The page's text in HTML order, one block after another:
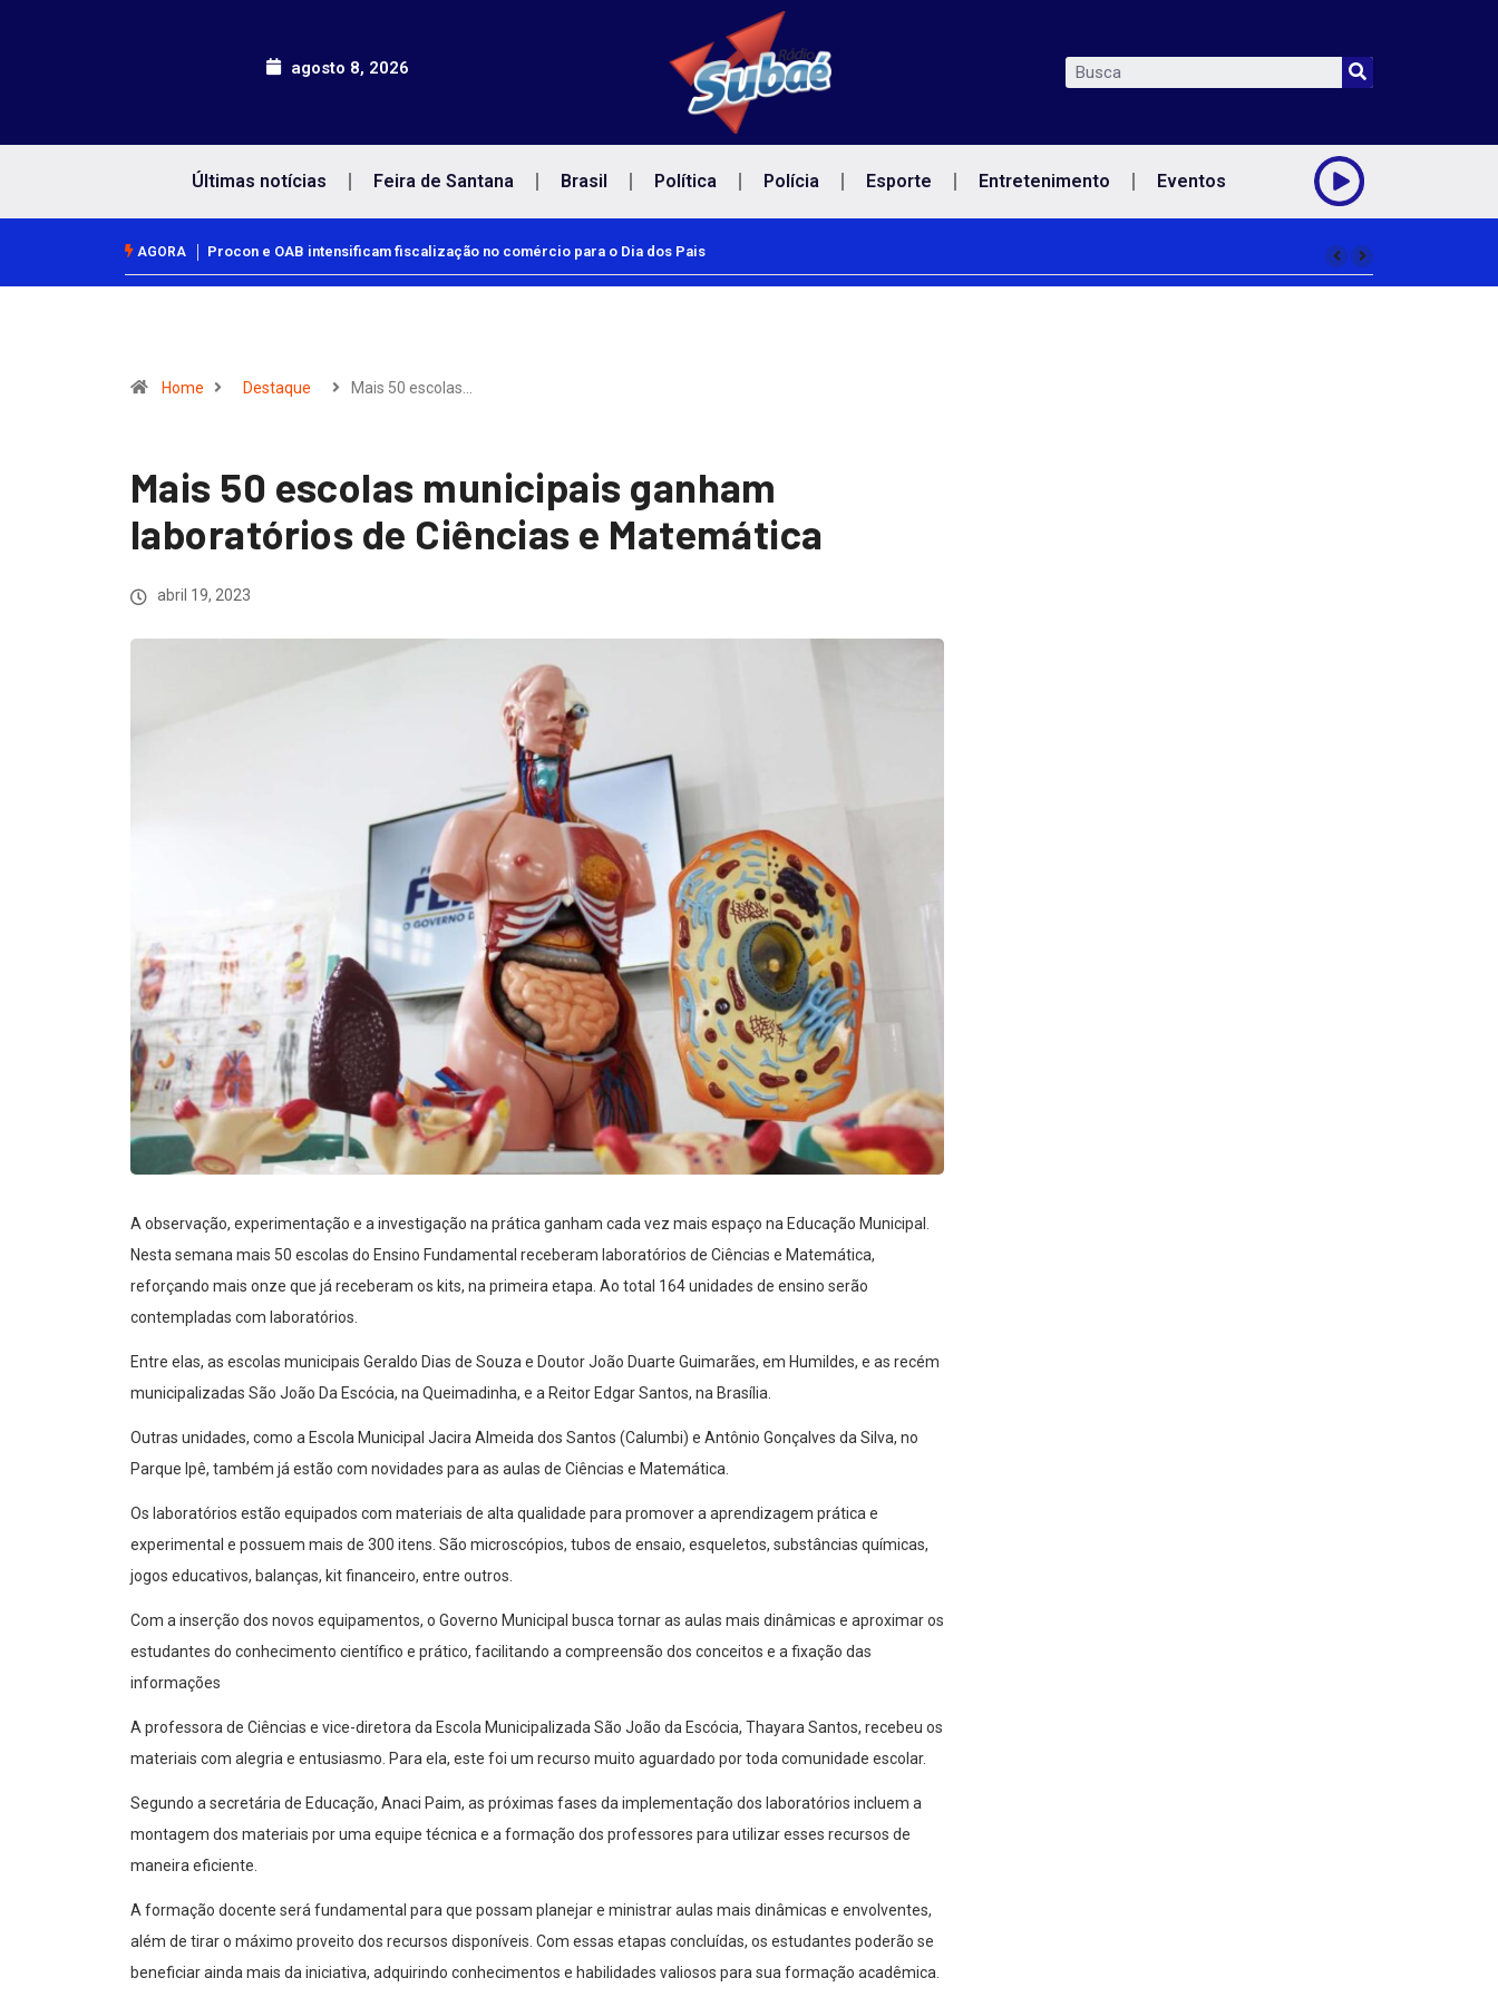
agosto 8, 2026
Últimas notícias Feira de Santana Brasil Política Polícia Esporte Entretenimento Eventos
AGORA
Procon e OAB intensificam fiscalização no comércio para o Dia dos PaisEmpresas devem facilitar vacinação de trabalhadores contra o sarampo
Home Destaque Mais 50 escolas…
Mais 50 escolas municipais ganham
laboratórios de Ciências e Matemática
abril 19, 2023
A observação, experimentação e a investigação na prática ganham cada vez mais espaço na Educação Municipal.
Nesta semana mais 50 escolas do Ensino Fundamental receberam laboratórios de Ciências e Matemática,
reforçando mais onze que já receberam os kits, na primeira etapa. Ao total 164 unidades de ensino serão
contempladas com laboratórios.
Entre elas, as escolas municipais Geraldo Dias de Souza e Doutor João Duarte Guimarães, em Humildes, e as recém
municipalizadas São João Da Escócia, na Queimadinha, e a Reitor Edgar Santos, na Brasília.
Outras unidades, como a Escola Municipal Jacira Almeida dos Santos (Calumbi) e Antônio Gonçalves da Silva, no
Parque Ipê, também já estão com novidades para as aulas de Ciências e Matemática.
Os laboratórios estão equipados com materiais de alta qualidade para promover a aprendizagem prática e
experimental e possuem mais de 300 itens. São microscópios, tubos de ensaio, esqueletos, substâncias químicas,
jogos educativos, balanças, kit financeiro, entre outros.
Com a inserção dos novos equipamentos, o Governo Municipal busca tornar as aulas mais dinâmicas e aproximar os
estudantes do conhecimento científico e prático, facilitando a compreensão dos conceitos e a fixação das
informações
A professora de Ciências e vice-diretora da Escola Municipalizada São João da Escócia, Thayara Santos, recebeu os
materiais com alegria e entusiasmo. Para ela, este foi um recurso muito aguardado por toda comunidade escolar.
Segundo a secretária de Educação, Anaci Paim, as próximas fases da implementação dos laboratórios incluem a
montagem dos materiais por uma equipe técnica e a formação dos professores para utilizar esses recursos de
maneira eficiente.
A formação docente será fundamental para que possam planejar e ministrar aulas mais dinâmicas e envolventes,
além de tirar o máximo proveito dos recursos disponíveis. Com essas etapas concluídas, os estudantes poderão se
beneficiar ainda mais da iniciativa, adquirindo conhecimentos e habilidades valiosos para sua formação acadêmica.